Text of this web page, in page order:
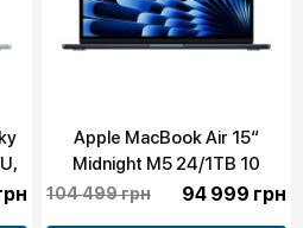
Apple MacBook Air 15“
Midnight M5 24/1TB 10
CPU/10 GPU 2026 (MDVN4)
104 499 грн 94 999 грн